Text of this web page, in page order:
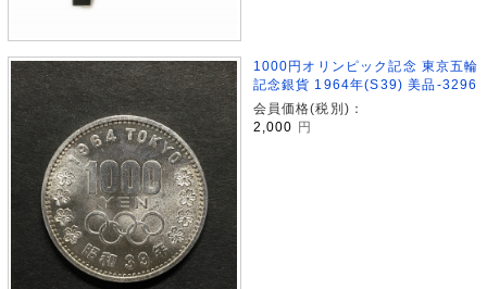
1000円オリンピック記念 東京五輪
記念銀貨 1964年(S39) 美品-3296
会員価格(税別)：
2,000
円